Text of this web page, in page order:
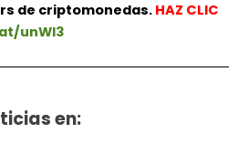
de criptomonedas. HAZ CLIC
unWl3
en: